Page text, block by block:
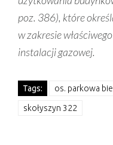
poz. 386), które
w zakresie
instalacji gazowej.
Tags: os. parkowa
skołyszyn 322